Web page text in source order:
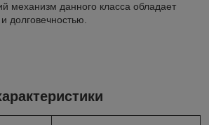
механизм данного класса обладает
долговечностью.